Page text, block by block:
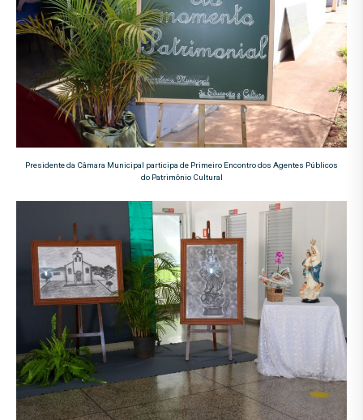
Presidente da Câmara Municipal participa de Primeiro Encontro dos Agentes Públicos
do Patrimônio Cultural